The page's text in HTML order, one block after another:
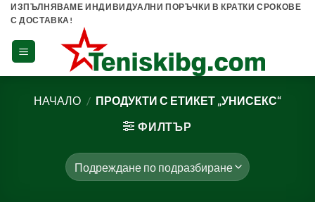
Skip
content
ИЗПЪЛНЯВАМЕ ИНДИВИДУАЛНИ ПОРЪЧКИ В КРАТКИ СРОКОВЕ
С ДОСТАВКА!
НАЧАЛО / ПРОДУКТИ С ЕТИКЕТ „УНИСЕКС“
ФИЛТЪР